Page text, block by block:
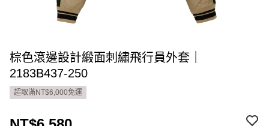
棕色滾邊設計緞面刺繡飛行員外套｜
2183B437-250
超取滿NT$6,000免運